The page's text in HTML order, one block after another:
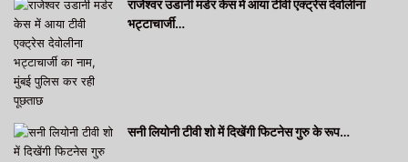
राजेश्वर उडानी मर्डर केस में आया टीवी एक्ट्रेस देवोलीना
भट्टाचार्जी…
सनी लियोनी टीवी शो में दिखेंगी फिटनेस गुरु के रूप…